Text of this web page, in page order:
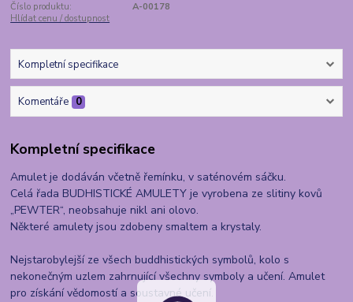
Číslo produktu:
A-00178
Hlídat cenu / dostupnost
Kompletní specifikace
Komentáře 0
Kompletní specifikace
Amulet je dodáván včetně řemínku, v saténovém sáčku.
Celá řada BUDHISTICKÉ AMULETY je vyrobena ze slitiny kovů
„PEWTER“, neobsahuje nikl ani olovo.
Některé amulety jsou zdobeny smaltem a krystaly.
Nejstarobylejší ze všech buddhistických symbolů, kolo s
nekonečným uzlem zahrnující všechny symboly a učení. Amulet
pro získání vědomostí a soustavné učení.